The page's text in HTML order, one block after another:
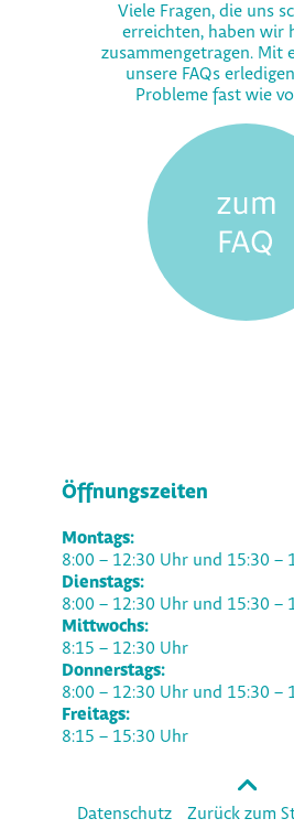
Viele Fragen, die uns
erreichten, haben wir
zusammengetragen. Mit
unsere FAQs
Probleme fast wie
Öffnungszeiten
Montags:
8:00 – 12:30 Uhr und 15:30 –
Dienstags:
8:00 – 12:30 Uhr und 15:30 –
Mittwochs:
8:15 – 12:30 Uhr
Donnerstags:
8:00 – 12:30 Uhr und 15:30 –
Freitags:
8:15 – 15:30 Uhr
Datenschutz Zurück zum